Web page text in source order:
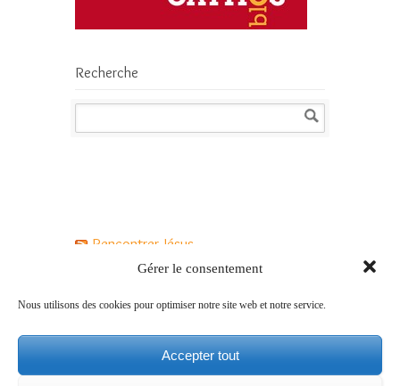
Gérer le consentement
Nous utilisons des cookies pour optimiser notre site web et notre service.
Accepter tout
Recherche
Rencontrer Jésus
Comment vivre le Carême avec Jésus ?